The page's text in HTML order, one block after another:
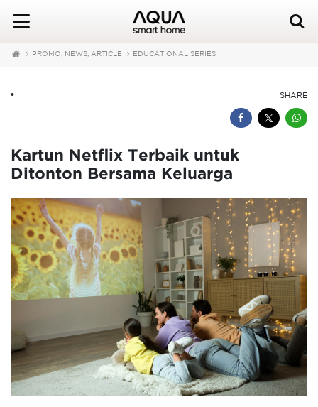
PROMO, NEWS, ARTICLE EDUCATIONAL SERIES
SHARE
•
Kartun Netflix Terbaik untuk
Ditonton Bersama Keluarga